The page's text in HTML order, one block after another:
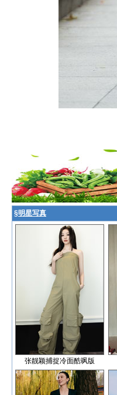
§明星写真
张靓颖捕捉冷面酷飒版